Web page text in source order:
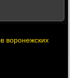
воронежских